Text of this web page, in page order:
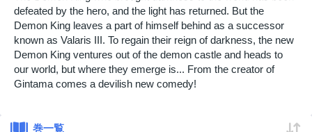
defeated by the hero, and the light has returned. But the
Demon King leaves a part of himself behind as a successor
known as Valaris III. To regain their reign of darkness, the new
Demon King ventures out of the demon castle and heads to
our world, but where they emerge is... From the creator of
Gintama comes a devilish new comedy!
巻一覧